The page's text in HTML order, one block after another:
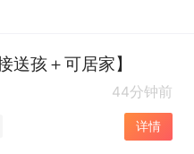
送孩＋可居家】
44分钟前
详情